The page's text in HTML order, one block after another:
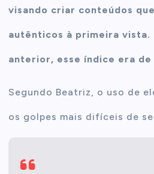
visando criar conteúdos
autênticos à primeira vista.
anterior, esse índice era de
Segundo Beatriz, o uso de
os golpes mais difíceis de